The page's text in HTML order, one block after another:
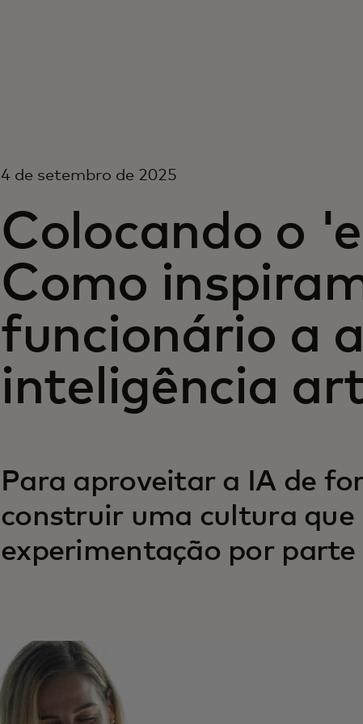
4 de setembro de 2025
Colocando o
Como
funcionário a
inteligência
Para aproveitar a IA de
construir uma cultura que
experimentação por